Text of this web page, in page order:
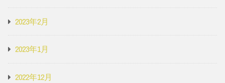
2023年2月
2023年1月
2022年12月